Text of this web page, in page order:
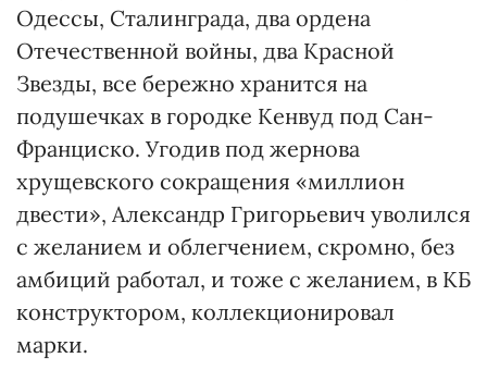
Одессы, Сталинграда, два ордена
Отечественной войны, два Красной
Звезды, все бережно хранится на
подушечках в городке Кенвуд под Сан-
Франциско. Угодив под жернова
хрущевского сокращения «миллион
двести», Александр Григорьевич уволился
с желанием и облегчением, скромно, без
амбиций работал, и тоже с желанием, в КБ
конструктором, коллекционировал
марки.